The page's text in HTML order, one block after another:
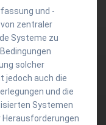
und -
zentraler
Systeme zu
solcher
jedoch auch die
und die
Systemen